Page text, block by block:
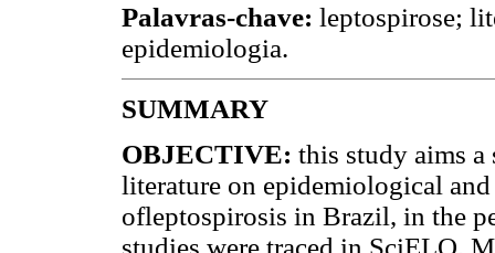
Palavras-chave: leptospirose;
epidemiologia.
SUMMARY
OBJECTIVE: this study aims
literature on epidemiological
ofleptospirosis in Brazil, in the